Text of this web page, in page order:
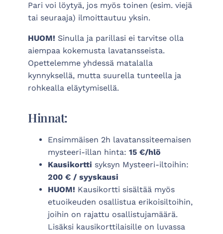
Pari voi löytyä, jos myös toinen (esim. viejä
tai seuraaja) ilmoittautuu yksin.
HUOM! Sinulla ja parillasi ei tarvitse olla
aiempaa kokemusta lavatansseista.
Opettelemme yhdessä matalalla
kynnyksellä, mutta suurella tunteella ja
rohkealla eläytymisellä.
Hinnat:
Ensimmäisen 2h lavatanssiteemaisen
mysteeri-illan hinta: 15 €/hlö
Kausikortti syksyn Mysteeri-iltoihin:
200 € / syyskausi
HUOM! Kausikortti sisältää myös
etuoikeuden osallistua erikoisiltoihin,
joihin on rajattu osallistujamäärä.
Lisäksi kausikorttilaisille on luvassa